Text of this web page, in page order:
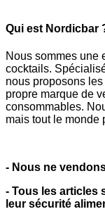
Qui est Nordicbar
Nous sommes une
cocktails.
nous proposons
propre marque de
consommables.
mais tout le monde
- Nous ne
- Tous les articles
leur sécurité